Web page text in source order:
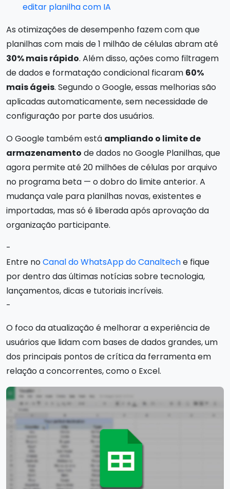
editar planilha com IA
As otimizações de desempenho fazem com que
planilhas com mais de 1 milhão de células abram até
30% mais rápido. Além disso, ações como filtragem
de dados e formatação condicional ficaram 60%
mais ágeis. Segundo o Google, essas melhorias são
aplicadas automaticamente, sem necessidade de
configuração por parte dos usuários.
O Google também está ampliando o limite de
armazenamento de dados no Google Planilhas, que
agora permite até 20 milhões de células por arquivo
no programa beta — o dobro do limite anterior. A
mudança vale para planilhas novas, existentes e
importadas, mas só é liberada após aprovação da
organização participante.
-
Entre noCanal do WhatsApp do Canalteche fique
por dentro das últimas notícias sobre tecnologia,
lançamentos, dicas e tutoriais incríveis.
-
O foco da atualização é melhorar a experiência de
usuários que lidam com bases de dados grandes, um
dos principais pontos de crítica da ferramenta em
relação a concorrentes, como o Excel.